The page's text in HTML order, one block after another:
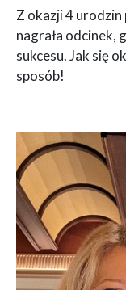
Z okazji 4
nagrała odcinek,
sukcesu. Jak się
sposób!